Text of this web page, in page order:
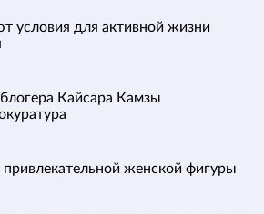
условия для активной жизни
Кайсара Камзы
женской фигуры